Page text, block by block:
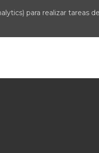
para realizar tareas